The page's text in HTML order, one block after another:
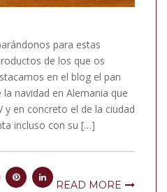
para estas
de los que os
en el blog el pan
navidad en Alemania que
y en concreto el de la ciudad
incluso con su […]
READ MORE